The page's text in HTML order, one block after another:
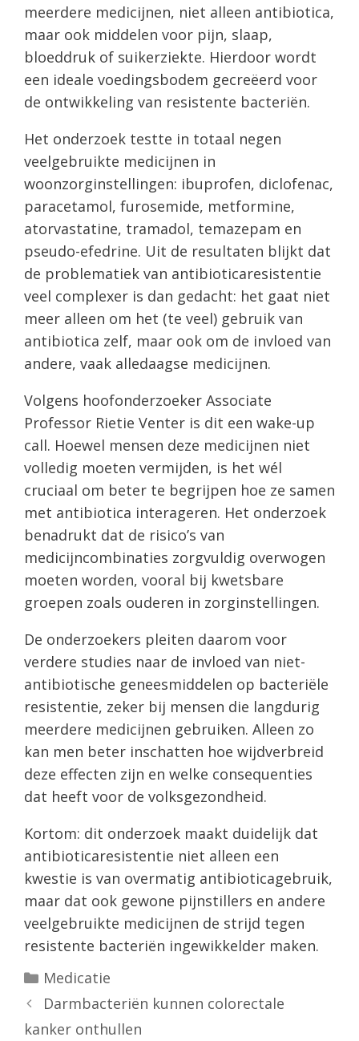
meerdere medicijnen, niet alleen antibiotica,
maar ook middelen voor pijn, slaap,
bloeddruk of suikerziekte. Hierdoor wordt
een ideale voedingsbodem gecreëerd voor
de ontwikkeling van resistente bacteriën.
Het onderzoek testte in totaal negen
veelgebruikte medicijnen in
woonzorginstellingen: ibuprofen, diclofenac,
paracetamol, furosemide, metformine,
atorvastatine, tramadol, temazepam en
pseudo-efedrine. Uit de resultaten blijkt dat
de problematiek van antibioticaresistentie
veel complexer is dan gedacht: het gaat niet
meer alleen om het (te veel) gebruik van
antibiotica zelf, maar ook om de invloed van
andere, vaak alledaagse medicijnen.
Volgens hoofonderzoeker Associate
Professor Rietie Venter is dit een wake-up
call. Hoewel mensen deze medicijnen niet
volledig moeten vermijden, is het wél
cruciaal om beter te begrijpen hoe ze samen
met antibiotica interageren. Het onderzoek
benadrukt dat de risico’s van
medicijncombinaties zorgvuldig overwogen
moeten worden, vooral bij kwetsbare
groepen zoals ouderen in zorginstellingen.
De onderzoekers pleiten daarom voor
verdere studies naar de invloed van niet-
antibiotische geneesmiddelen op bacteriële
resistentie, zeker bij mensen die langdurig
meerdere medicijnen gebruiken. Alleen zo
kan men beter inschatten hoe wijdverbreid
deze effecten zijn en welke consequenties
dat heeft voor de volksgezondheid.
Kortom: dit onderzoek maakt duidelijk dat
antibioticaresistentie niet alleen een
kwestie is van overmatig antibioticagebruik,
maar dat ook gewone pijnstillers en andere
veelgebruikte medicijnen de strijd tegen
resistente bacteriën ingewikkelder maken.
Categorieën
Medicatie
Darmbacteriën kunnen colorectale
kanker onthullen